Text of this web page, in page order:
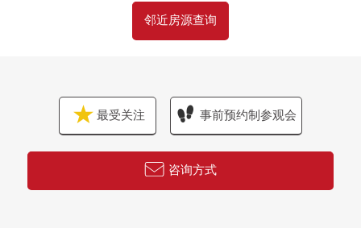
邻近房源查询
最受关注 事前预约制参观会
咨询方式